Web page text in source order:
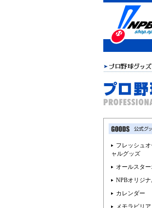
フレッシュ
ャルグッズ
オールスタ
NPBオリジ
カレンダー
メモラビリア